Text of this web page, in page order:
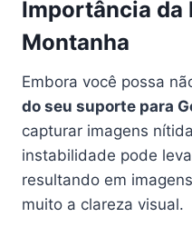
Importância da
Montanha
Embora você possa
do seu suporte para
capturar imagens
instabilidade pode
resultando em
muito a clareza visual.